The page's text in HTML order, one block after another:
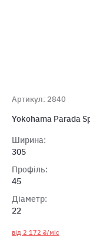
Артикул: 2840
Yokohama Parada
Ширина:
305
Профіль:
45
Діаметр:
22
від 2 172 ₴/міс